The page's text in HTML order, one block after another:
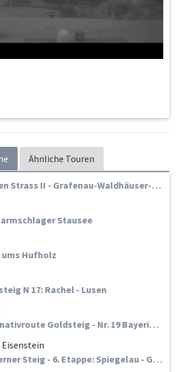
Ähnliche Touren
Strass II - Grafenau-Waldhäuser-Lusen
Stausee
ums Hufholz
N 17: Rachel - Lusen
- Nr. 19 Bayerisch Eisenstein - Zwiesel - Frauenau - Spiegelau - St. Oswald-Riedlhütte - Neuschönau - Mauth
Eisenstein
Steig - 6. Etappe: Spiegelau - Grafenau